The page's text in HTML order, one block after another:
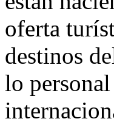
oferta
destinos
lo